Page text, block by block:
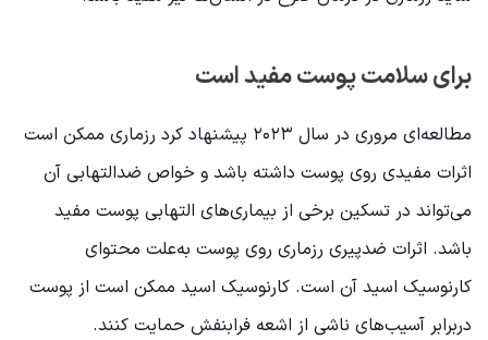
برای سلامت پوست مفید است
مطالعه‌ای مروری در سال ۲۰۲۳ پیشنهاد کرد رزماری ممکن است
اثرات مفیدی روی پوست داشته باشد و خواص ضدالتهابی آن
می‌تواند در تسکین برخی از بیماری‌های التهابی پوست مفید
باشد. اثرات ضدپیری رزماری روی پوست به‌علت محتوای
کارنوسیک اسید آن است. کارنوسیک اسید ممکن است از پوست
دربرابر آسیب‌های ناشی از اشعه فرابنفش حمایت کنند.